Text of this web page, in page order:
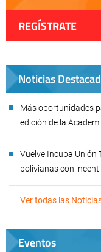
REGÍSTRATE
Noticias
Más oportunidades
edición de la
Vuelve Incuba
bolivianas con
Ver todas las
Eventos